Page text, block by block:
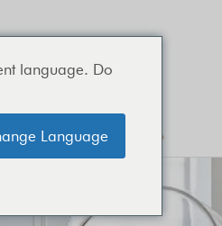
L'agenzia Contatto
language. Do
Language